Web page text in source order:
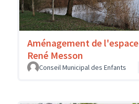
Aménagement de l'espace
René Messon
Conseil Municipal des Enfants